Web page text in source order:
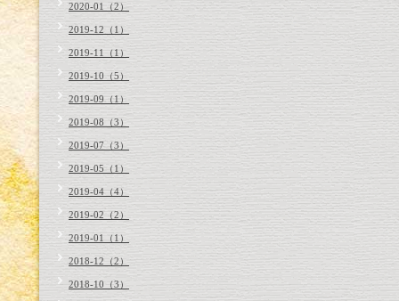
2020-01（2）
2019-12（1）
2019-11（1）
2019-10（5）
2019-09（1）
2019-08（3）
2019-07（3）
2019-05（1）
2019-04（4）
2019-02（2）
2019-01（1）
2018-12（2）
2018-10（3）